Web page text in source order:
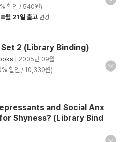
할인 / 540원)
8월 21일 출고 변경
Set 2 (Library Binding)
2005년 09월
할인 / 10,330원)
and Social Anx
Shyness? (Library Bind